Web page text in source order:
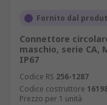
Fornito dal
Connettore
maschio, serie CA,
IP67
Codice RS 256-1287
Codice costruttore
Prezzo per 1 unità